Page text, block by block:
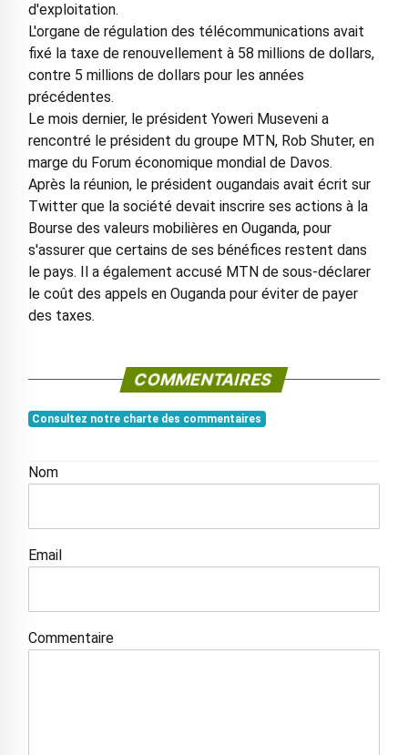
d'exploitation.
L'organe de régulation des télécommunications avait
fixé la taxe de renouvellement à 58 millions de dollars,
contre 5 millions de dollars pour les années
précédentes.
Le mois dernier, le président Yoweri Museveni a
rencontré le président du groupe MTN, Rob Shuter, en
marge du Forum économique mondial de Davos.
Après la réunion, le président ougandais avait écrit sur
Twitter que la société devait inscrire ses actions à la
Bourse des valeurs mobilières en Ouganda, pour
s'assurer que certains de ses bénéfices restent dans
le pays. Il a également accusé MTN de sous-déclarer
le coût des appels en Ouganda pour éviter de payer
des taxes.
COMMENTAIRES
Consultez notre charte des commentaires
Nom
Email
Commentaire